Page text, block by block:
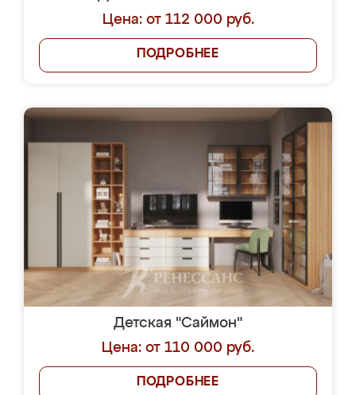
Цена: от 112 000 руб.
ПОДРОБНЕЕ
Детская "Саймон"
Цена: от 110 000 руб.
ПОДРОБНЕЕ